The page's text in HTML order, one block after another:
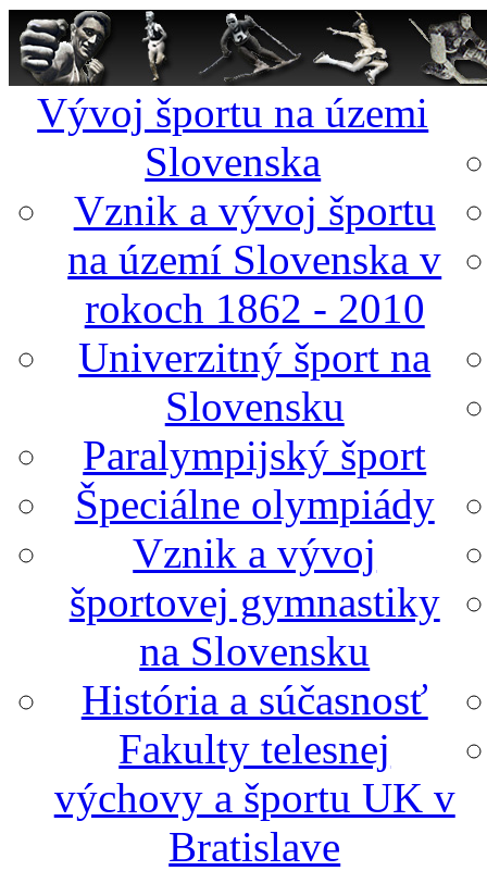
Vývoj športu na územi
Slovenska
Vznik a vývoj športu
na území Slovenska v
rokoch 1862 - 2010
Univerzitný šport na
Slovensku
Paralympijský šport
Špeciálne olympiády
Vznik a vývoj
športovej gymnastiky
na Slovensku
História a súčasnosť
Fakulty telesnej
výchovy a športu UK v
Bratislave